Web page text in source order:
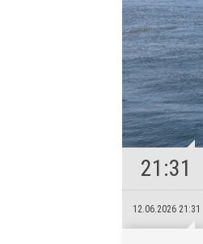
21:31
12.06.2026 21:31